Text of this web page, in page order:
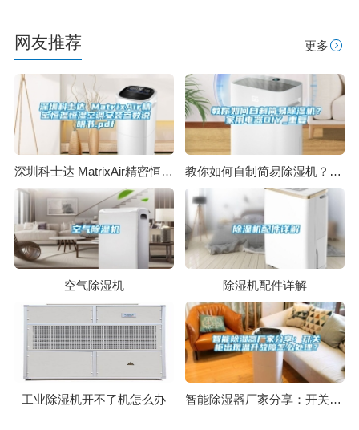
网友推荐 更多
深圳科士达 MatrixAir精密恒温恒湿空调安装参数说明书.pdf 教你如何自制简易除湿机？家用电器DIY_重复
空气除湿机 除湿机配件详解
工业除湿机开不了机怎么办 智能除湿器厂家分享：开关柜出现温升故障怎么处理？